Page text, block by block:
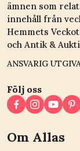
ämnen som
innehåll från
Hemmets
och Antik &
ANSVARIG
Följ oss
Om Allas